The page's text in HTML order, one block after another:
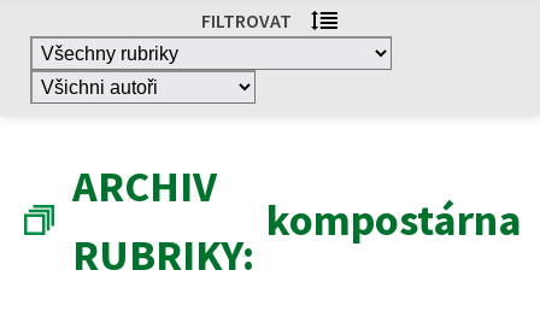
FILTROVAT
ARCHIV
RUBRIKY:
kompostárna